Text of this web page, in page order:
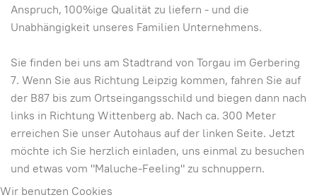
Anspruch, 100%ige Qualität zu liefern - und die
Unabhängigkeit unseres Familien Unternehmens.
Sie finden bei uns am Stadtrand von Torgau im Gerbering
7. Wenn Sie aus Richtung Leipzig kommen, fahren Sie auf
der B87 bis zum Ortseingangsschild und biegen dann nach
links in Richtung Wittenberg ab. Nach ca. 300 Meter
erreichen Sie unser Autohaus auf der linken Seite. Jetzt
möchte ich Sie herzlich einladen, uns einmal zu besuchen
und etwas vom "Maluche-Feeling" zu schnuppern.
Wir benutzen Cookies